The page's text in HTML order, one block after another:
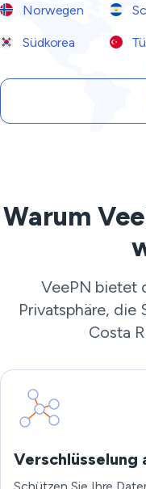
Norwegen
Südkorea
Warum
VeePN bietet
Privatsphäre, die
Costa
Verschlüsselung